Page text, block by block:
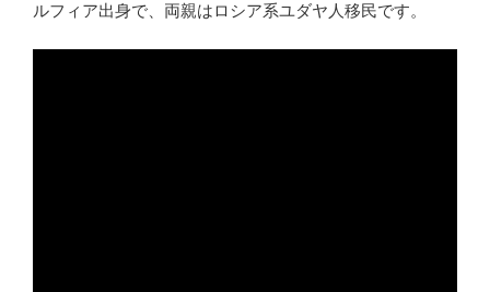
ルフィア出身で、両親はロシア系ユダヤ人移民です。